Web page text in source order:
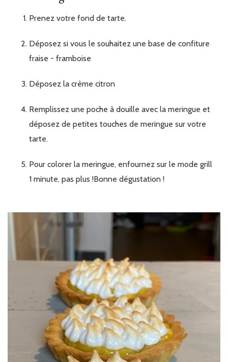
Prenez votre fond de tarte.
Déposez si vous le souhaitez une base de confiture
fraise - framboise
Déposez la crème citron
Remplissez une poche à douille avec la meringue et
déposez de petites touches de meringue sur votre
tarte.
Pour colorer la meringue, enfournez sur le mode grill
1 minute, pas plus !Bonne dégustation !